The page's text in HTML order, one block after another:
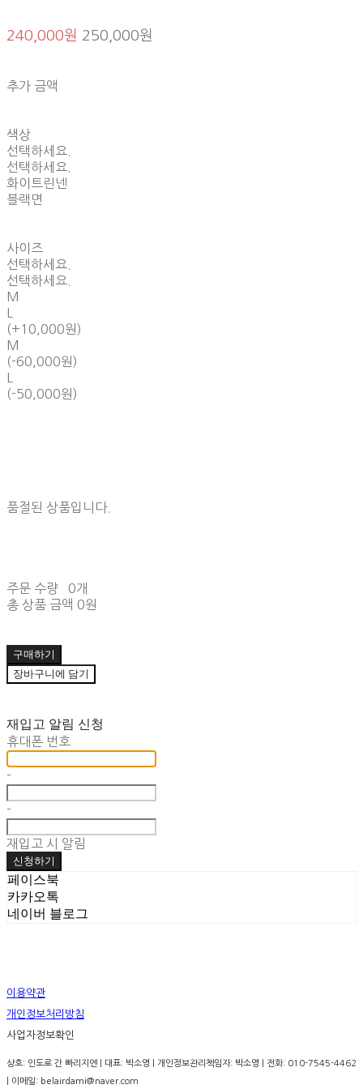
240,000원 250,000원
추가 금액
색상
선택하세요.
선택하세요.
화이트린넨
블랙면
사이즈
선택하세요.
선택하세요.
M
(+10,000원)
M
(-60,000원)
(-50,000원)
품절된 상품입니다.
주문 수량
0개
총 상품 금액 0원
구매하기
장바구니에 담기
재입고 알림 신청
휴대폰 번호
-
-
재입고 시 알림
신청하기
페이스북
카카오톡
네이버 블로그
이용약관
개인정보처리방침
사업자정보확인
상호: 인도로 간 빠리지엔 | 대표: 박소영 | 개인정보관리책임자: 박소영 | 전화: 010-7545-4462
| 이메일: belairdami@naver.com